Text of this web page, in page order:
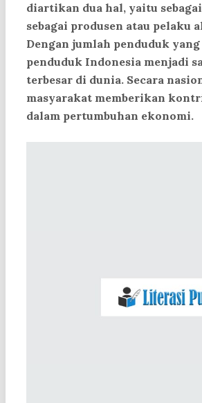
diartikan dua hal, yaitu
sebagai produsen atau pelaku
Dengan jumlah penduduk
penduduk Indonesia menjadi
terbesar di dunia. Secara
masyarakat memberikan
dalam pertumbuhan ekonomi.